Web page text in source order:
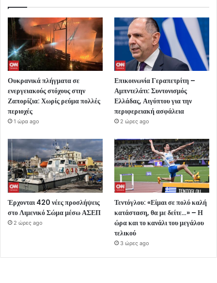
Ουκρανικά πλήγματα σε
ενεργειακούς στόχους στην
Ζαπορίζια: Χωρίς ρεύμα πολλές
περιοχές
1 ώρα ago
Επικοινωνία Γεραπετρίτη –
Αμπντελάτι: Συντονισμός
Ελλάδας, Αιγύπτου για την
περιφερειακή ασφάλεια
2 ώρες ago
Έρχονται 420 νέες προσλήψεις
στο Λιμενικό Σώμα μέσω ΑΣΕΠ
2 ώρες ago
Τεντόγλου: «Είμαι σε πολύ καλή
κατάσταση, θα με δείτε…» – Η
ώρα και το κανάλι του μεγάλου
τελικού
3 ώρες ago